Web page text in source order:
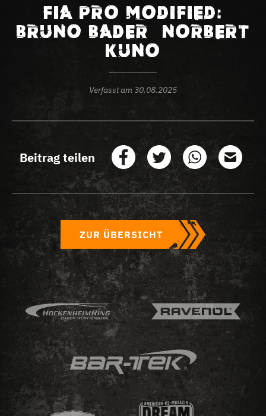
FIA PRO MODIFIED:
BRUNO BADER – NORBERT
KUNO
Verfasst am 30.08.2025
Beitrag teilen
ZUR ÜBERSICHT